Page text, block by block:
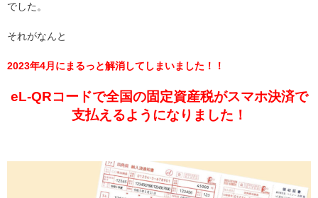
でした。
それがなんと
2023年4月にまるっと解消してしまいました！！
eL-QRコードで全国の固定資産税がスマホ決済で
支払えるようになりました！